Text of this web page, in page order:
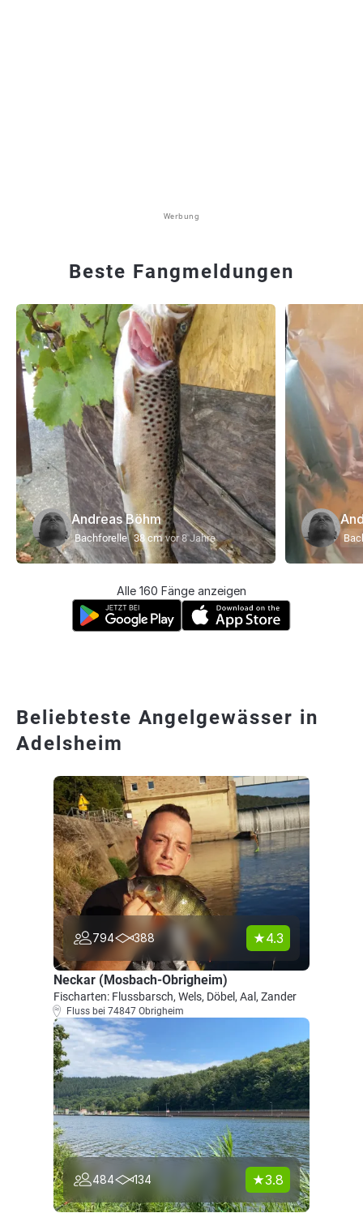
Werbung
Beste Fangmeldungen
Andreas Böhm
Bachforelle 38 cm vor 8 Jahre
Alle 160 Fänge anzeigen
Beliebteste Angelgewässer in
Adelsheim
794 388 4.3
Neckar (Mosbach-Obrigheim)
Fischarten: Flussbarsch, Wels, Döbel, Aal, Zander
Fluss bei 74847 Obrigheim
484 134 3.8